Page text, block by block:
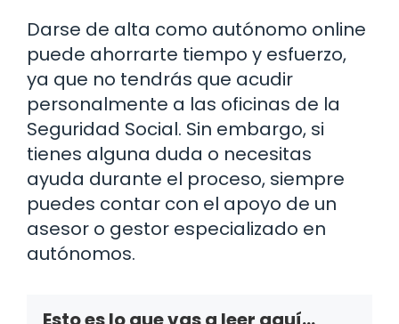
Darse de alta como autónomo online
puede ahorrarte tiempo y esfuerzo,
ya que no tendrás que acudir
personalmente a las oficinas de la
Seguridad Social. Sin embargo, si
tienes alguna duda o necesitas
ayuda durante el proceso, siempre
puedes contar con el apoyo de un
asesor o gestor especializado en
autónomos.